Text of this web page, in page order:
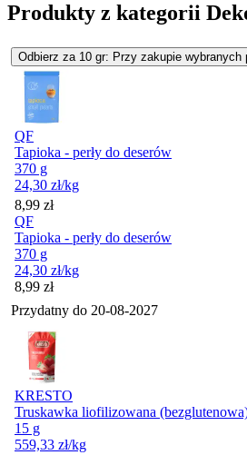
Produkty z kategorii
Odbierz za 10 gr: Przy zakupie wybranych
QF
Tapioka - perły do deserów
370 g
24,30 zł/kg
Cena
8,99 zł
QF
Tapioka - perły do deserów
370 g
24,30 zł/kg
Cena
8,99 zł
Przydatny do 20-08-2027
KRESTO
Truskawka liofilizowana
15 g
559,33 zł/kg